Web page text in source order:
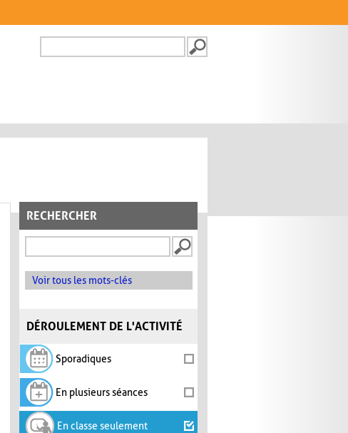
FORMULAIRE DE
RECHERCHER
Voir tous les mots-clés
DÉROULEMENT DE L'ACTIVITÉ
Sporadiques
En plusieurs séances
En classe seulement